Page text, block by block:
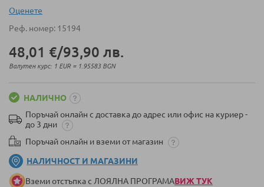
галерия
снимки
Оценeте
Реф. номер 15194
48,01 €/93,90 лв.
Валутен курс: 1 EUR = 1.95583 BGN
НАЛИЧНО
Поръчай онлайн с доставка до адрес или офис на куриер -
до 3 дни
Поръчай онлайн и вземи от магазин
НАЛИЧНОСТ И МАГАЗИНИ
Вземи отстъпка с ЛОЯЛНА ПРОГРАМАВИЖ ТУК